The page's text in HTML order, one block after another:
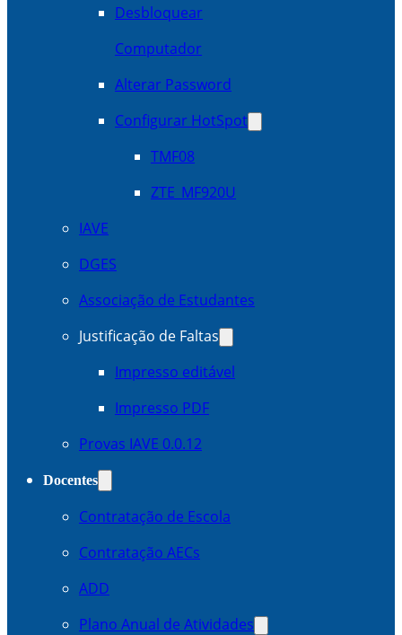
Desbloquear
Computador
Alterar Password
Configurar HotSpot
TMF08
ZTE_MF920U
IAVE
DGES
Associação de Estudantes
Justificação de Faltas
Impresso editável
Impresso PDF
Provas IAVE 0.0.12
Docentes
Contratação de Escola
Contratação AECs
ADD
Plano Anual de Atividades